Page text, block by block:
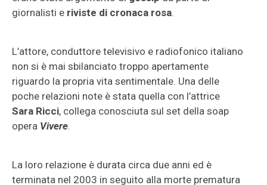
giornalisti e riviste di cronaca rosa.
L’attore, conduttore televisivo e radiofonico italiano
non si è mai sbilanciato troppo apertamente
riguardo la propria vita sentimentale. Una delle
poche relazioni note è stata quella con l’attrice
Sara Ricci, collega conosciuta sul set della soap
opera Vivere.
La loro relazione è durata circa due anni ed è
terminata nel 2003 in seguito alla morte prematura